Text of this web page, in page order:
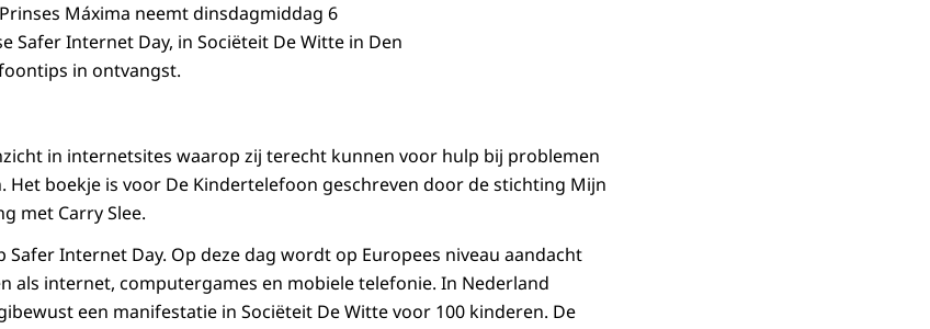
Máxima neemt dinsdagmiddag 6
Safer Internet Day, in Sociëteit De Witte in Den
in ontvangst.
in internetsites waarop zij terecht kunnen voor hulp bij problemen
Het boekje is voor De Kindertelefoon geschreven door de stichting Mijn
met Carry Slee.
Internet Day. Op deze dag wordt op Europees niveau aandacht
als internet, computergames en mobiele telefonie. In Nederland
een manifestatie in Sociëteit De Witte voor 100 kinderen. De